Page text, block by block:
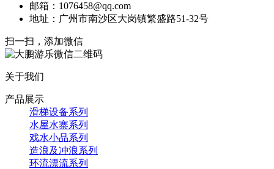
邮箱：1076458@qq.com
地址：广州市南沙区大岗镇繁盛路51-32号
扫一扫，添加微信
关于我们
产品展示
滑梯设备系列
水屋水寨系列
戏水小品系列
造浪及冲浪系列
环流漂流系列